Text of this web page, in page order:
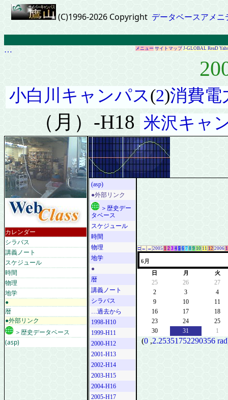
(C)1996-2026 Copyright データベースアメニ
… メニュー サイトマップ J-GLOBAL ReaD
小白川キャンパス(2)消費電
（月）-H18 米沢キャ
カレンダー
シラバス
講義ノート
スケジュール
時間
物理
地学
●
暦
●外部リンク
＞歴史データベース
(asp)
(asp)
●外部リンク
＞歴史デー
タベース
スケジュール
時間
物理
地学
●
暦
講義ノート
シラバス
…過去から
1998-H10
1999-H11
2000-H12
2001-H13
2002-H14
2003-H15
2004-H16
2005-H17
□ ← → 2005 1 2 3 4 5 6 7 8 9 10 11 12 2006 1
6月
日 月 火
25 26
27
2
3
4
9
10
11
16
17
18
23
24
25
30
31 1
(0 ,2.25351752290356 rad